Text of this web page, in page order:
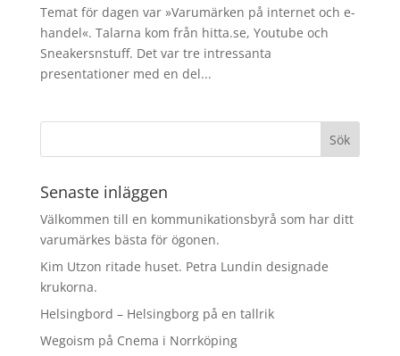
Temat för dagen var »Varumärken på internet och e-
handel«. Talarna kom från hitta.se, Youtube och
Sneakersnstuff. Det var tre intressanta
presentationer med en del...
Senaste inläggen
Välkommen till en kommunikationsbyrå som har ditt
varumärkes bästa för ögonen.
Kim Utzon ritade huset. Petra Lundin designade
krukorna.
Helsingbord – Helsingborg på en tallrik
Wegoism på Cnema i Norrköping